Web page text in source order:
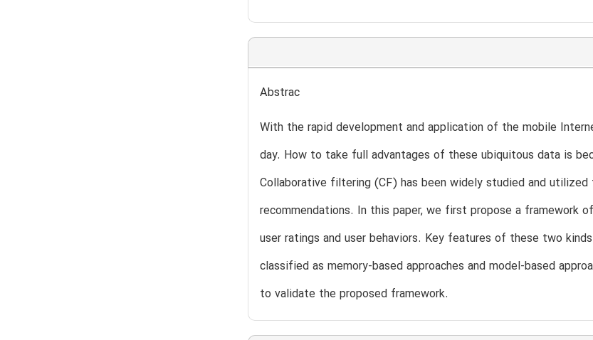
Abstrac
With the rapid development and application of the mobile
day. How to take full advantages of these ubiquitous data is
Collaborative filtering (CF) has been widely studied and
recommendations. In this paper, we first propose a framework
user ratings and user behaviors. Key features of these two
classified as memory-based approaches and model-based
to validate the proposed framework.